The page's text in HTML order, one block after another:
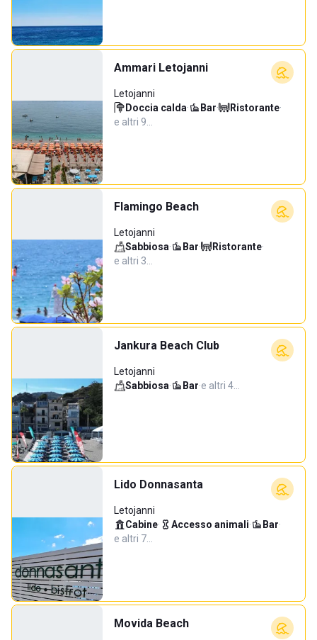
Ammari Letojanni
Letojanni
Doccia calda· Bar· Ristorante·
e altri 9…
Flamingo Beach
Letojanni
Sabbiosa· Bar· Ristorante·
e altri 3…
Jankura Beach Club
Letojanni
Sabbiosa· Bar·e altri 4…
Lido Donnasanta
Letojanni
Cabine· Accesso animali· Bar·
e altri 7…
Movida Beach